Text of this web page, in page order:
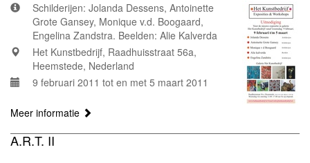
Schilderijen: Jolanda Dessens, Antoinette
Grote Gansey, Monique v.d. Boogaard,
Engelina Zandstra. Beelden: Alie Kalverda
Het Kunstbedrijf, Raadhuisstraat 56a,
Heemstede, Nederland
9 februari 2011 tot en met 5 maart 2011
Meer informatie
A.R.T. II